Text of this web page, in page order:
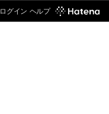
ログイン ヘルプ